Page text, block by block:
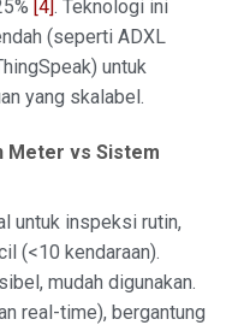
[4] . Teknologi ini
(seperti ADXL
untuk
yang skalabel.
Meter vs Sistem
untuk inspeksi rutin,
(<10 kendaraan).
mudah digunakan.
real-time), bergantung